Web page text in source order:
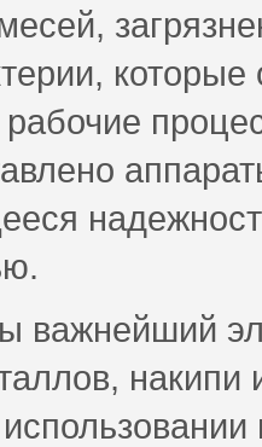
рабочие
важнейший
накипи